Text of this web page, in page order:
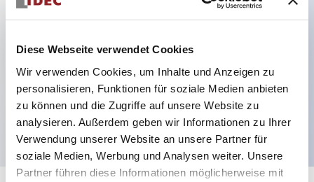
Diese Webseite verwendet Cookies
Wir verwenden Cookies, um Inhalte und Anzeigen zu
personalisieren, Funktionen für soziale Medien anbieten
zu können und die Zugriffe auf unsere Website zu
analysieren. Außerdem geben wir Informationen zu Ihrer
Verwendung unserer Website an unsere Partner für
soziale Medien, Werbung und Analysen weiter. Unsere
Partner führen diese Informationen möglicherweise mit
Hauptmerkmale
Mehrfachbefestigung möglich
Der schlüsselsichere Selektorschalter verwendet
eine hochsichere Stiftzuhaltungsstruktur
Schutzart IP65 (IEC60529)